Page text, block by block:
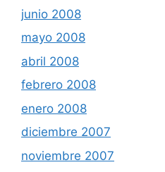
junio 2008
mayo 2008
abril 2008
febrero 2008
enero 2008
diciembre 2007
noviembre 2007